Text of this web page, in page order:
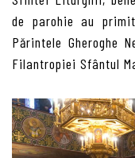
de parohie au
Părintele Gheroghe
Filantropiei Sfântul